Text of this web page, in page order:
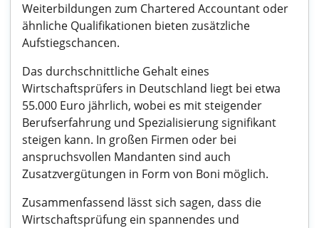
Weiterbildungen zum Chartered Accountant oder
ähnliche Qualifikationen bieten zusätzliche
Aufstiegschancen.
Das durchschnittliche Gehalt eines
Wirtschaftsprüfers in Deutschland liegt bei etwa
55.000 Euro jährlich, wobei es mit steigender
Berufserfahrung und Spezialisierung signifikant
steigen kann. In großen Firmen oder bei
anspruchsvollen Mandanten sind auch
Zusatzvergütungen in Form von Boni möglich.
Zusammenfassend lässt sich sagen, dass die
Wirtschaftsprüfung ein spannendes und